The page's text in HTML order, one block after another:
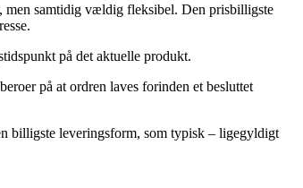
men samtidig vældig fleksibel. Den prisbilligste
på det aktuelle produkt.
på at ordren laves forinden et besluttet
billigste leveringsform, som typisk – ligegyldigt